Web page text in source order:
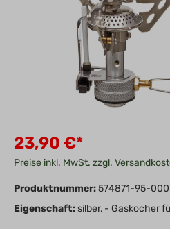
23,90 €*
Preise inkl. MwSt. zzgl.
Produktnummer:574871-95-000
Eigenschaft:silber, - Gaskocher